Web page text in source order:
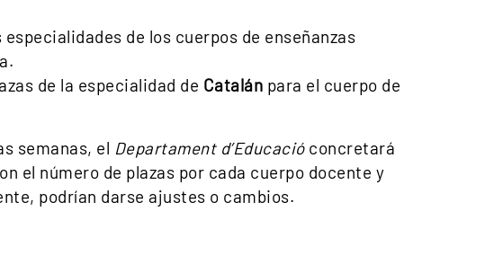
de los cuerpos de enseñanzas
de la especialidad de Catalán para el cuerpo de
semanas, el Departament d’Educacióconcretará
el número de plazas por cada cuerpo docente y
podrían darse ajustes o cambios.